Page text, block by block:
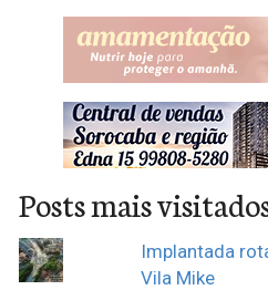
Posts mais
Implantada
Vila Mike